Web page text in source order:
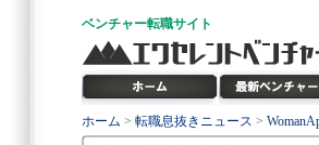
ベンチャー転職サイト
ホーム > 転職息抜きニュース >